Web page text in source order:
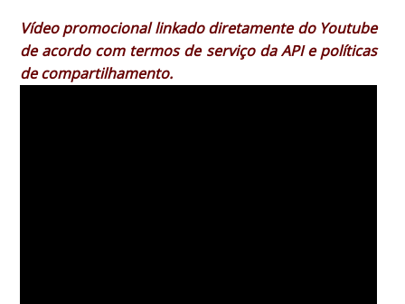
Vídeo promocional linkado diretamente do Youtube
de acordo com termos de serviço da API e políticas
de compartilhamento.